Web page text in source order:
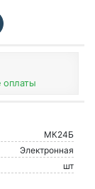
оплаты
МК24Б
Электронная
шт